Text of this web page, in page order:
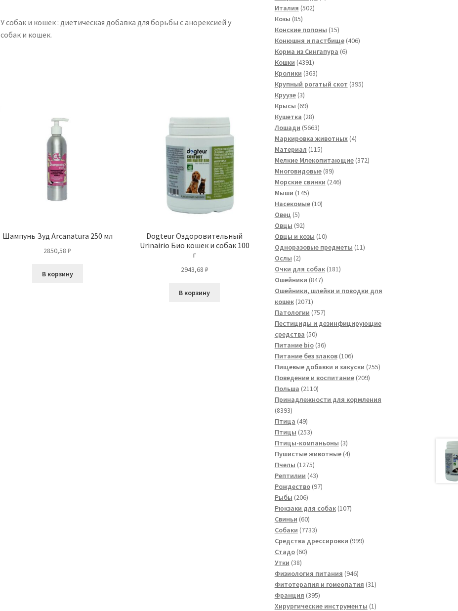
У собак и кошек : диетическая добавка для борьбы с анорексией у
собак и кошек.
Шампунь Зуд Arcanatura 250 мл
2850,58₽
В корзину
Dogteur Оздоровительный
Urinairio Био кошек и собак 100
г
2943,68 ₽
В корзину
Италия 502502
Козы 8585
товаров
Конские попоны 1515
товаров
Конюшня и пастбище 406406
Корма из Сингапура 66
Кошки 43914391
товар
Кролики 363363
товара
Крупный рогатый скот 395395
Круузе 33
товара
Крысы 6969
товаров
Кушетка 2828
товаров
Лошади 56635663
товара
Маркировка животных 44
Материал 115115
товаров
Мелкие Млекопитающие 372372
Многовидовые 8989
товаров
Морские свинки 246246
Мыши 145145
товаров
Насекомые 1010
Овец 55
товаров
Овцы 9292
товара
Овцы и козы 1010
товаров
Одноразовые предметы 1111
Ослы 22
товара
Очки для собак 181181
Ошейники 847847
товаров
Ошейники, шлейки и поводки для
кошек 20712071
товар
Патологии 757757
товаров
Пестициды и дезинфицирующие
средства 5050
товаров
Питание bio 3636
товаров
Питание без злаков 106106
товаров
Пищевые добавки и закуски 255255
Поведение и воспитание 209209
Польша 21102110
товаров
Принадлежности для кормления
83938393
товара
Птица 4949
товаров
Птицы 253253
товара
Птицы-компаньоны 33
товара
Пушистые животные 44
Пчелы 12751275
товаров
Рептилии 4343
товара
Рождество 9797
Рыбы 206206
товаров
Рюкзаки для собак 107107
Свиньи 6060
товаров
Собаки 77337733
товара
Средства дрессировки 999999
Стадо 6060
Утки 3838
товаров
Физиология питания 946946
товаров
Фитотерапия и гомеопатия 3131
Франция 395395
товаров
Хирургические инструменты 11